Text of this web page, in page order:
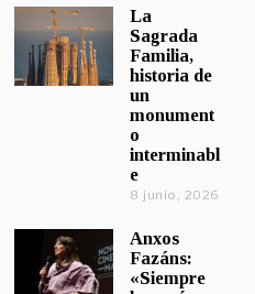
La
Sagrada
Familia,
historia de
un
monument
o
interminabl
e
8 junio, 2026
Anxos
Fazáns:
«Siempre